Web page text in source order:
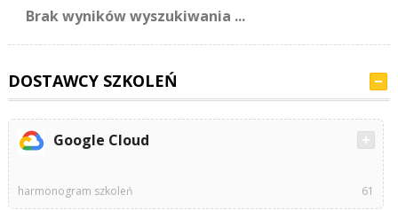
Brak wyników wyszukiwania ...
DOSTAWCY SZKOLEŃ
Google Cloud
harmonogram szkoleń 61